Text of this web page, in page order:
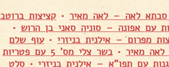
סבתא לאה – לאה מאיר • קציצות ברוטב
עם אפונה – סוניה סאני בן הרוש •
מפרום – אילנית בניזרי •עוף שלם
מאיר •
בשר צלי מס' 5 עם פטריות
עם תפו"א – אילנית בניזרי •סלט